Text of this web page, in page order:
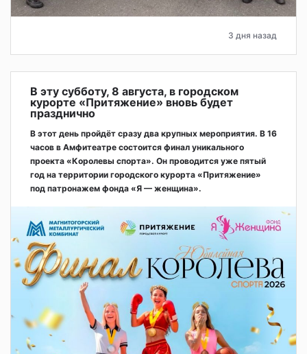
3 дня назад
В эту субботу, 8 августа, в городском
курорте «Притяжение» вновь будет
празднично
В этот день пройдёт сразу два крупных мероприятия. В 16
часов в Амфитеатре состоится финал уникального
проекта «Королевы спорта». Он проводится уже пятый
год на территории городского курорта «Притяжение»
под патронажем фонда «Я — женщина».